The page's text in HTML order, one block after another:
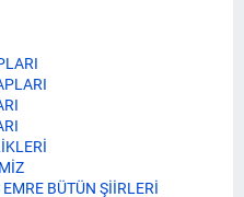
BÜTÜN ŞİİRLERİ